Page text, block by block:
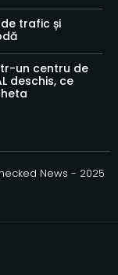
trafic și
un centru de
deschis, ce
News - 2025